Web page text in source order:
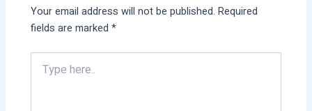
Your email address will not be published. Required
fields are marked*
Type
here..